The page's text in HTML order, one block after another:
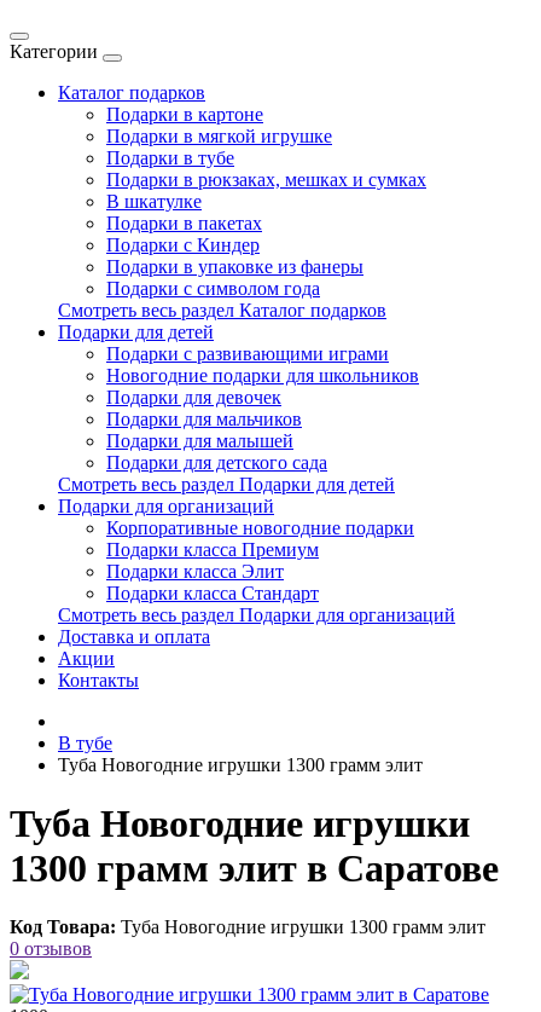
Категории
Каталог подарков
Подарки в картоне
Подарки в мягкой игрушке
Подарки в тубе
Подарки в рюкзаках, мешках и сумках
В шкатулке
Подарки в пакетах
Подарки с Киндер
Подарки в упаковке из фанеры
Подарки с символом года
Смотреть весь раздел Каталог подарков
Подарки для детей
Подарки с развивающими играми
Новогодние подарки для школьников
Подарки для девочек
Подарки для мальчиков
Подарки для малышей
Подарки для детского сада
Смотреть весь раздел Подарки для детей
Подарки для организаций
Корпоративные новогодние подарки
Подарки класса Премиум
Подарки класса Элит
Подарки класса Стандарт
Смотреть весь раздел Подарки для организаций
Доставка и оплата
Акции
Контакты
В тубе
Туба Новогодние игрушки 1300 грамм элит
Туба Новогодние игрушки
1300 грамм элит в Саратове
Код Товара: Туба Новогодние игрушки 1300 грамм элит
0 отзывов